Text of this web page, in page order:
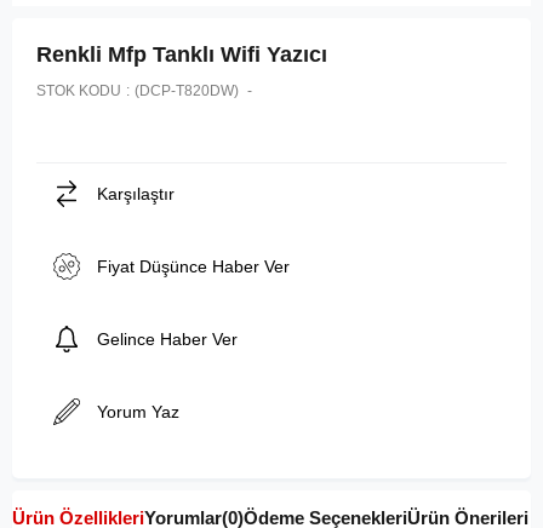
Renkli Mfp Tanklı Wifi Yazıcı
STOK KODU (DCP-T820DW)
Karşılaştır
Fiyat Düşünce Haber Ver
Gelince Haber Ver
Yorum Yaz
Ürün ÖzellikleriYorumlar(0)Ödeme SeçenekleriÜrün Önerileri